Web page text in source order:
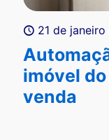
21 de
imóvel
venda